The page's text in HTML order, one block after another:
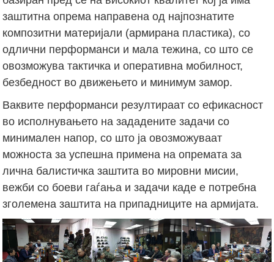
заштитна опрема направена од најпознатите
композитни материјали (армирана пластика), со
одлични перформанси и мала тежина, со што се
овозможува тактичка и оперативна мобилност,
безбедност во движењето и минимум замор.
Ваквите перформанси резултираат со ефикасност
во исполнувањето на зададените задачи со
минимален напор, со што ја овозможуваат
можноста за успешна примена на опремата за
лична балистичка заштита во мировни мисии,
вежби со боеви гаѓања и задачи каде е потребна
зголемена заштита на припадниците на армијата.